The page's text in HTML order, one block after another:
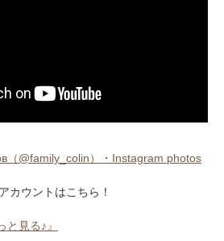
（@family_colin）・Instagram photos
カウントはこちら！
と見る♪』